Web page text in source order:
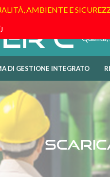
AMBIENTE E
C Qualità,
DI GESTIONE INTEGRATO